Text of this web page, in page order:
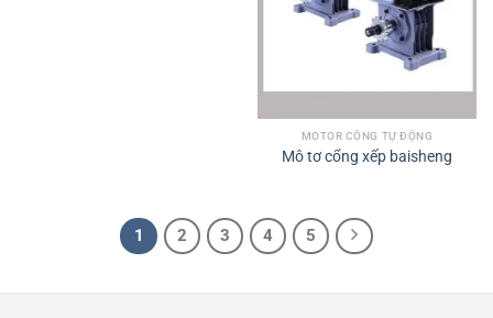
MOTOR CỔNG TỰ ĐỘNG
Mô tơ cổng xếp baisheng
1 2 3 4 5